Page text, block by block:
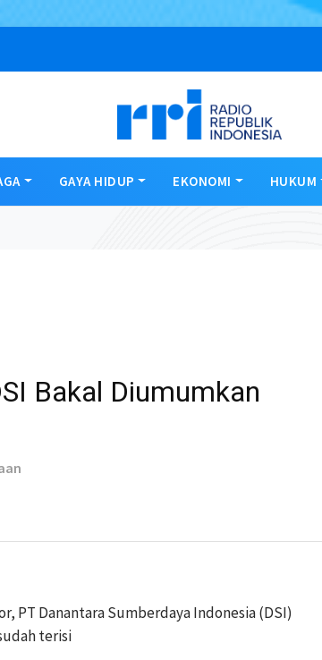
GAYA HIDUP EKONOMI HUKUM
Bakal Diumumkan
PT Danantara Sumberdaya Indonesia (DSI)
terisi